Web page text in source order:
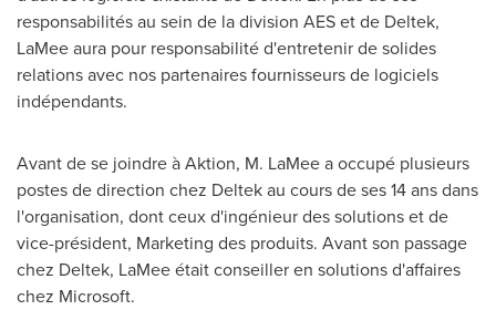
responsabilités au sein de la division AES et de Deltek,
LaMee aura pour responsabilité d'entretenir de solides
relations avec nos partenaires fournisseurs de logiciels
indépendants.
Avant de se joindre à Aktion, M. LaMee a occupé plusieurs
postes de direction chez Deltek au cours de ses 14 ans dans
l'organisation, dont ceux d'ingénieur des solutions et de
vice-président, Marketing des produits. Avant son passage
chez Deltek, LaMee était conseiller en solutions d'affaires
chez Microsoft.